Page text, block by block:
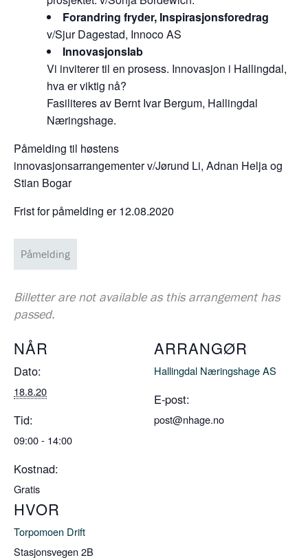
Forandring fryder, Inspirasjonsforedrag
v/Sjur Dagestad, Innoco AS
Innovasjonslab
Vi inviterer til en prosess. Innovasjon i Hallingdal,
hva er viktig nå?
Fasiliteres av Bernt Ivar Bergum, Hallingdal
Næringshage.
Påmelding til høstens
innovasjonsarrangementer v/Jørund Li, Adnan Helja og
Stian Bogar
Frist for påmelding er 12.08.2020
Påmelding
Billetter are not available as this arrangement has
passed.
NÅR
Dato:
18.8.20
Tid:
09:00 - 14:00
Kostnad:
Gratis
HVOR
Torpomoen Drift
Stasjonsvegen 2B
ARRANGØR
Hallingdal Næringshage AS
E-post:
post@nhage.no